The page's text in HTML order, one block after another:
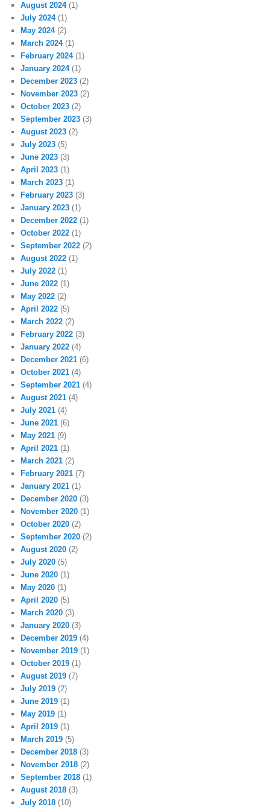
August 2024(1)
July 2024(1)
May 2024(2)
March 2024(1)
February 2024(1)
January 2024(1)
December 2023 (2)
November 2023 (2)
October 2023 (2)
September 2023 (3)
August 2023 (2)
July 2023 (5)
June 2023 (3)
April 2023 (1)
March 2023 (1)
February 2023 (3)
January 2023 (1)
December 2022 (1)
October 2022 (1)
September 2022 (2)
August 2022 (1)
July 2022 (1)
June 2022 (1)
May 2022 (2)
April 2022 (5)
March 2022 (2)
February 2022 (3)
January 2022 (4)
December 2021 (6)
October 2021 (4)
September 2021 (4)
August 2021 (4)
July 2021 (4)
June 2021 (6)
May 2021 (9)
April 2021 (1)
March 2021 (2)
February 2021 (7)
January 2021 (1)
December 2020 (3)
November 2020 (1)
October 2020 (2)
September 2020 (2)
August 2020 (2)
July 2020 (5)
June 2020 (1)
May 2020 (1)
April 2020 (5)
March 2020 (3)
January 2020 (3)
December 2019 (4)
November 2019 (1)
October 2019 (1)
August 2019 (7)
July 2019 (2)
June 2019 (1)
May 2019 (1)
April 2019 (1)
March 2019 (5)
December 2018 (3)
November 2018 (2)
September 2018 (1)
August 2018 (3)
July 2018 (10)